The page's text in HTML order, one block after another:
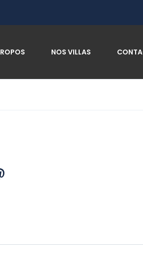
NOS VILLAS